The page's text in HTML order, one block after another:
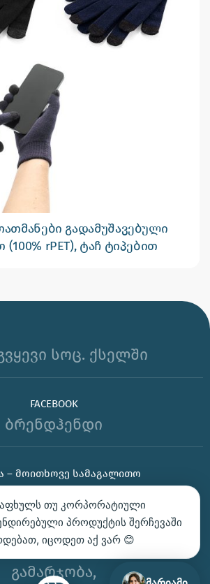
გადამუშავებული
rPET), ტაჩ ტიპებით
სოც. ქსელში
FACEBOOK
ბრენდჰენდი
– ᲛᲝᲘᲗᲮᲝᲕᲔ ᲡᲐᲛᲐᲒᲐᲚᲘᲗᲝ
ᲙᲝᲜᲢᲐᲥᲢᲘ
ᲩᲕᲔᲜ ᲛᲝᲒᲕᲬᲝᲜᲡ
გამარჯობა,
თუ კორპორატიული
პროდუქტის შერჩევაში
იცოდეთ აქ ვარ 😊